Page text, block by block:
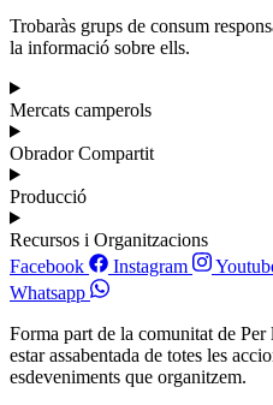
Trobaràs grups de consum
la informació sobre ells.
Mercats camperols
Obrador Compartit
Producció
Recursos i Organitzacions
Facebook
Instagram
Whatsapp
Forma part de la comunitat de Per
estar assabentada de totes les
esdeveniments que organitzem.